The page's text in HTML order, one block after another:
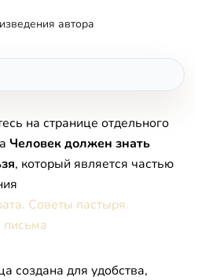
автора
на странице отдельного
Человек должен знать
, который является частью
Советы пастыря.
создана для удобства,